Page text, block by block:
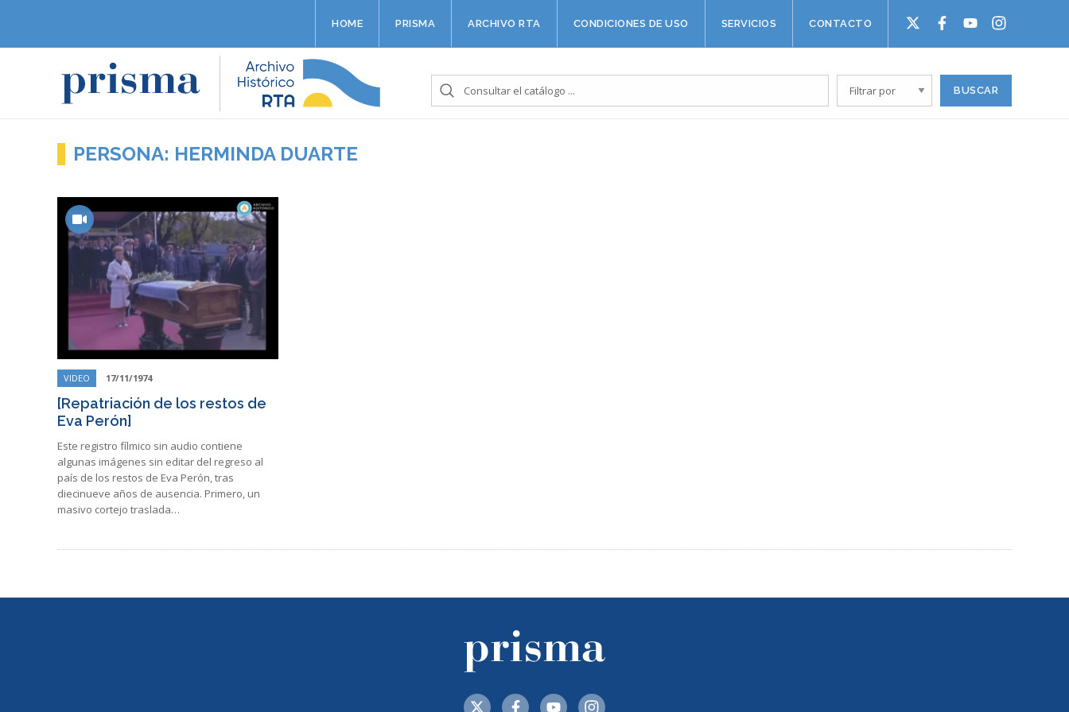
HOME PRISMA ARCHIVO RTA CONDICIONES DE USO SERVICIOS CONTACTO
PERSONA: HERMINDA DUARTE
VIDEO 17/11/1974
[Repatriación de los restos de
Eva Perón]
Este registro fílmico sin audio contiene
algunas imágenes sin editar del regreso al
país de los restos de Eva Perón, tras
diecinueve años de ausencia. Primero, un
masivo cortejo traslada…